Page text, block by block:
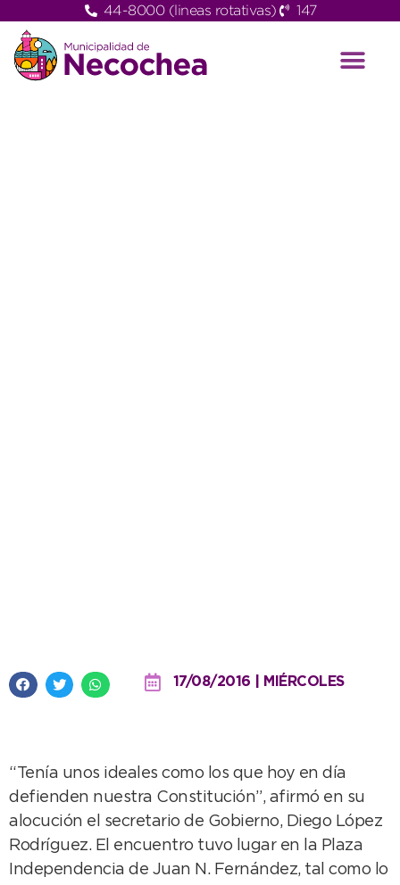
44-8000 (lineas rotativas) 147
17/08/2016 | MIÉRCOLES
“Tenía unos ideales como los que hoy en día
defienden nuestra Constitución”, afirmó en su
alocución el secretario de Gobierno, Diego López
Rodríguez. El encuentro tuvo lugar en la Plaza
Independencia de Juan N. Fernández, tal como lo